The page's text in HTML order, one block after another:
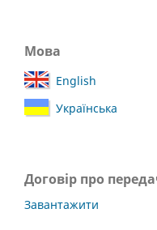
Мова
Українська
English
Договір про
Завантажити